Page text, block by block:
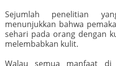
Sejumlah penelitian
menunjukkan bahwa
sehari pada orang dengan
melembabkan kulit.
Walau semua manfaat di